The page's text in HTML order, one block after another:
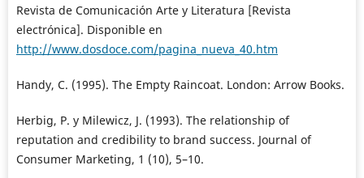
Revista de Comunicación Arte y Literatura [Revista
electrónica]. Disponible en
http://www.dosdoce.com/pagina_nueva_40.htm
Handy, C. (1995). The Empty Raincoat. London: Arrow Books.
Herbig, P. y Milewicz, J. (1993). The relationship of
reputation and credibility to brand success. Journal of
Consumer Marketing, 1 (10), 5–10.